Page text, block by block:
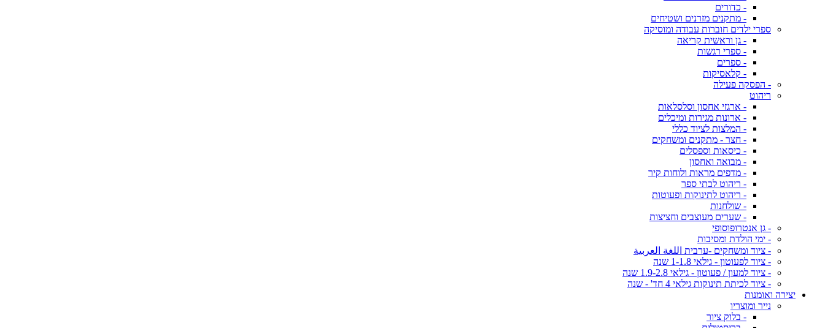
- כדורים
- מתקנים מזרנים ושטיחים
ספרי ילדים חוברות עבודה ומוסיקה
- גן וראשית קריאה
- ספרי רגשות
- ספרים
- קלאסיקות
- הפסקה פעילה
ריהוט
- ארגזי אחסון וסלסלאות
- ארונות מגירות ומיכלים
- המלצות לציוד כללי
- חצר - מתקנים ומשחקים
- כיסאות וספסלים
- מבואה ואחסון
- מדפים מראות ולוחות קיר
- ריהוט לבתי ספר
- ריהוט לתינוקות ופעוטות
- שולחנות
- שערים מעוצבים וחציצות
- גן אנטרופוסופי
- ימי הולדת ומסיבות
- ציוד ומשחקים -ערבית اللغة العربية
- ציוד לפעוטון - גילאי 1-1.8 שנה
- ציוד למעון / פעוטון - גילאי 1.9-2.8 שנה
- ציוד לכיתת תינוקות גילאי 4 חד' - שנה
יצירה ואומנות
נייר ומוצריו
- בלוק ציור